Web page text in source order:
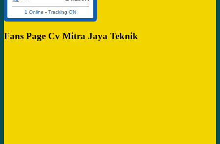
1 Online - Tracking ON
Fans Page Cv Mitra Jaya Teknik